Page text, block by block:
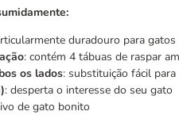
duradouro para gatos
: contém 4 tábuas de raspar
os lados: substituição fácil
: desperta o interesse do seu gato
de gato bonito